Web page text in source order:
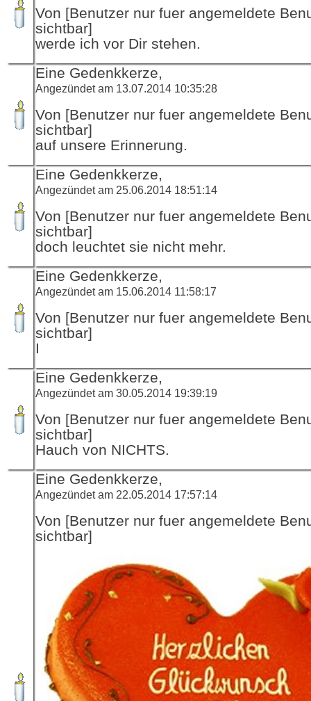
Von [Benutzer nur fuer angemeldete
sichtbar]
werde ich vor Dir stehen.
Eine Gedenkkerze,
Angezündet am 13.07.2014 10:35:28
Von [Benutzer nur fuer angemeldete
sichtbar]
auf unsere Erinnerung.
Eine Gedenkkerze,
Angezündet am 25.06.2014 18:51:14
Von [Benutzer nur fuer angemeldete
sichtbar]
doch leuchtet sie nicht mehr.
Eine Gedenkkerze,
Angezündet am 15.06.2014 11:58:17
Von [Benutzer nur fuer angemeldete
sichtbar]
I
Eine Gedenkkerze,
Angezündet am 30.05.2014 19:39:19
Von [Benutzer nur fuer angemeldete
sichtbar]
Hauch von NICHTS.
Eine Gedenkkerze,
Angezündet am 22.05.2014 17:57:14
Von [Benutzer nur fuer angemeldete
sichtbar]